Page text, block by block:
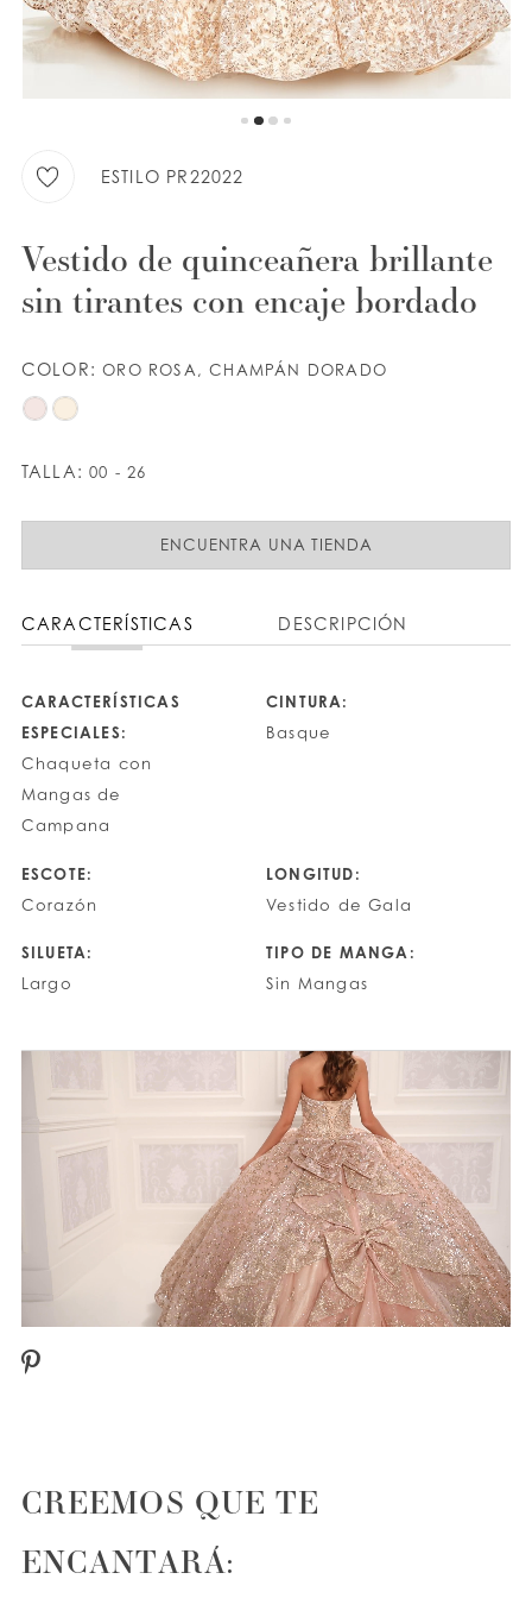
LISTA DE DESEOS
ESTILO PR22022
Vestido de quinceañera brillante
sin tirantes con encaje bordado
COLOR:ORO ROSA, CHAMPÁN DORADO
TALLA: 00 - 26
ENCUENTRA UNA TIENDA
CARACTERÍSTICAS DESCRIPCIÓN
CARACTERÍSTICAS
ESPECIALES:
Chaqueta con
Mangas de
Campana
CINTURA:
Basque
ESCOTE:
Corazón
LONGITUD:
Vestido de Gala
SILUETA:
Largo
TIPO DE MANGA:
Sin Mangas
CREEMOS QUE TE
ENCANTARÁ: